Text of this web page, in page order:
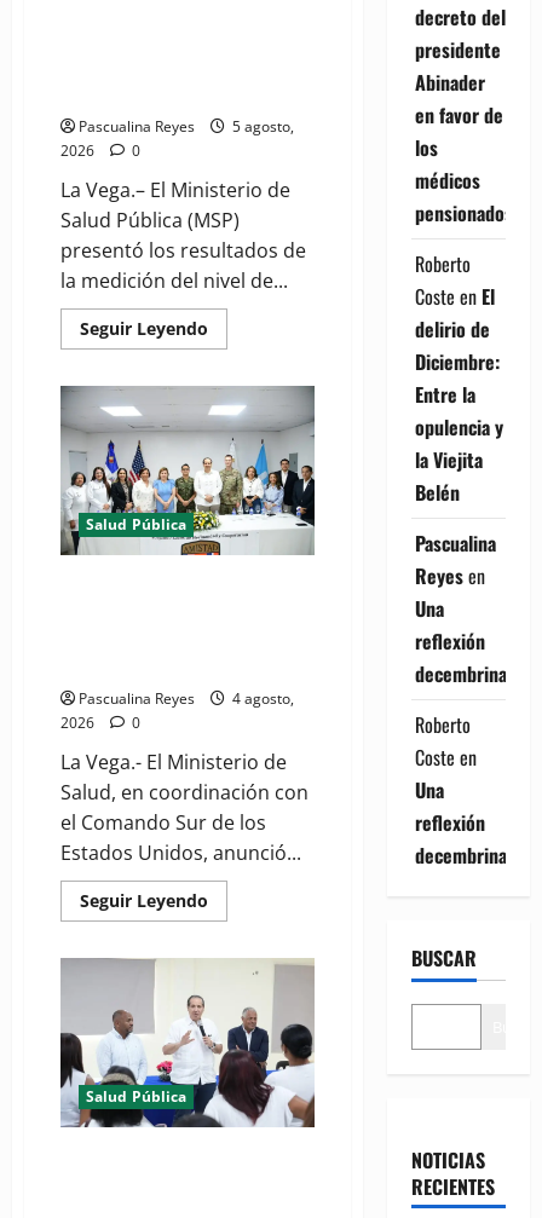
Pascualina Reyes
5 agosto,
2026
0
La Vega.– El Ministerio de
Salud Pública (MSP)
presentó los resultados de
la medición del nivel de...
Seguir Leyendo
more
MSP
presenta
resultados
de
evaluación
para
fortalecer
las
Redes
Integradas
Salud Pública
Pascualina Reyes
4 agosto,
2026
0
La Vega.- El Ministerio de
Salud, en coordinación con
el Comando Sur de los
Estados Unidos, anunció...
Seguir Leyendo
more
Ministerio
y
Comando
Sur
de
los
Estados
Unidos
Salud Pública
decreto del
presidente
Abinader
en favor de
los
médicos
pensionados
Roberto
Coste en El
delirio de
Diciembre:
Entre la
opulencia y
la Viejita
Belén
Pascualina
Reyesen
Una
reflexión
decembrina
Roberto
Coste en
Una
reflexión
decembrina
BUSCAR
NOTICIAS
RECIENTES